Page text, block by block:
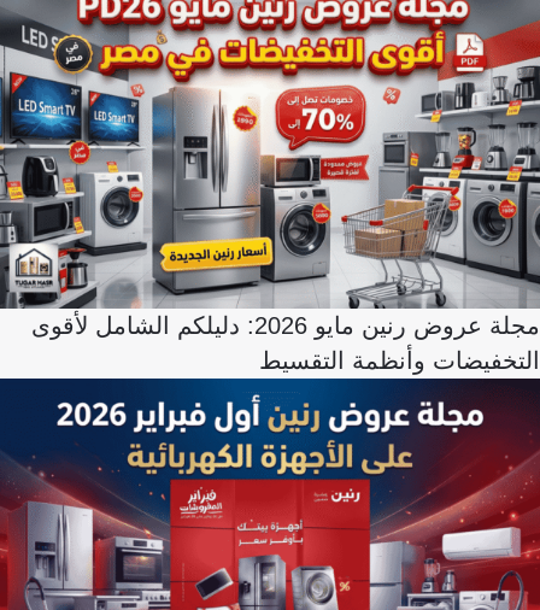
مجلة عروض رنين مايو 2026: دليلكم الشامل لأقوى
التخفيضات وأنظمة التقسيط